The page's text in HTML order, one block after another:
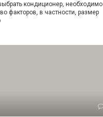
кондиционер, необходимо
факторов, в частности, размер